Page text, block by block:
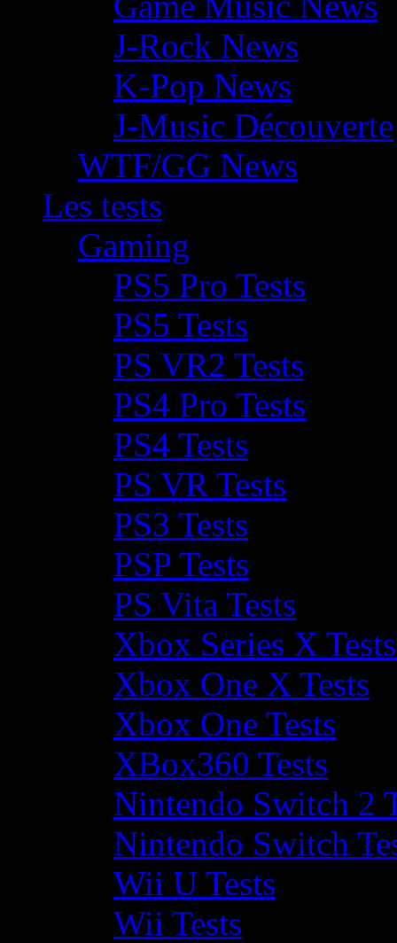
J-Rock News
K-Pop News
J-Music Découverte
WTF/GG News
Les tests
Gaming
PS5 Pro Tests
PS5 Tests
PS VR2 Tests
PS4 Pro Tests
PS4 Tests
PS VR Tests
PS3 Tests
PSP Tests
PS Vita Tests
Xbox Series X Tests
Xbox One X Tests
Xbox One Tests
XBox360 Tests
Nintendo Switch 2
Nintendo Switch
Wii U Tests
Wii Tests